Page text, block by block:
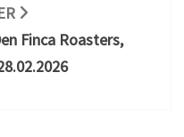
Finca Roasters,